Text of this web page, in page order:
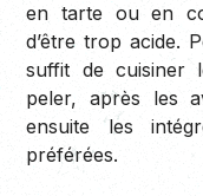
en tarte ou en
d’être trop acide.
suffit de cuisiner
peler, après les
ensuite les
préférées.